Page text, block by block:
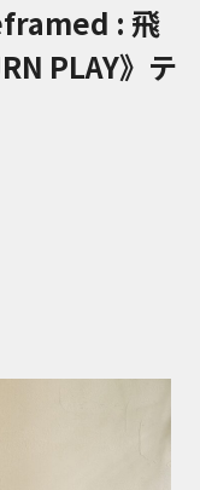
: 飛
PLAY》テ